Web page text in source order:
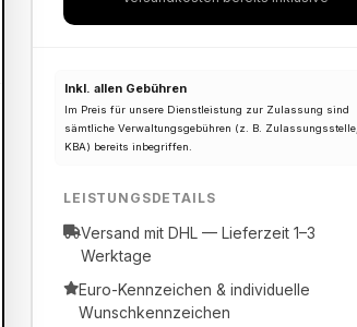
Inkl. allen Gebühren
Im Preis für unsere Dienstleistung zur Zulassung sind
sämtliche Verwaltungsgebühren (z. B. Zulassungsstelle,
KBA) bereits inbegriffen.
LEISTUNGSDETAILS
Versand mit DHL — Lieferzeit 1–3
Werktage
Euro-Kennzeichen & individuelle
Wunschkennzeichen